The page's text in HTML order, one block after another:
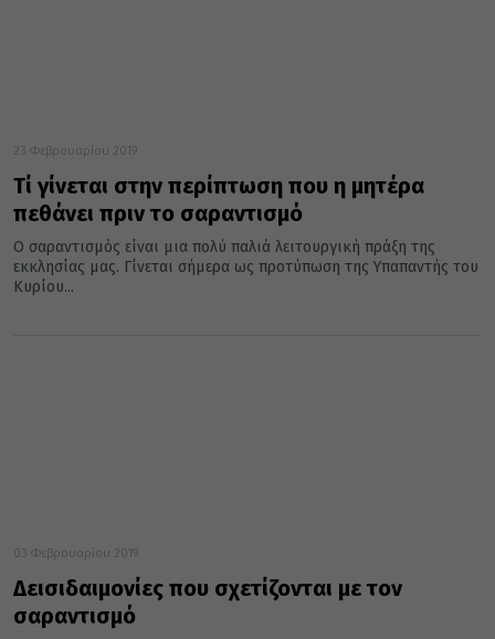
23 Φεβρουαρίου 2019
Τί γίνεται στην περίπτωση που η μητέρα
πεθάνει πριν το σαραντισμό
Ο σαραντισμός είναι μια πολύ παλιά λειτουργική πράξη της
εκκλησίας μας. Γίνεται σήμερα ως προτύπωση της Υπαπαντής του
Κυρίου...
03 Φεβρουαρίου 2019
Δεισιδαιμονίες που σχετίζονται με τον
σαραντισμό